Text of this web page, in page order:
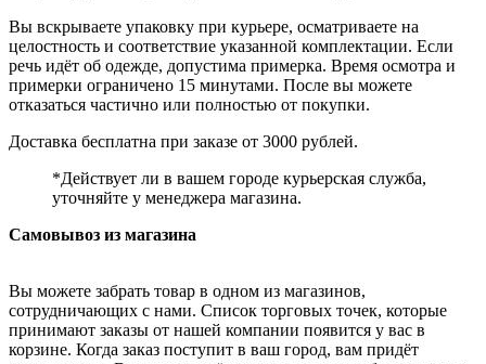
Вы вскрываете упаковку при курьере, осматриваете на
целостность и соответствие указанной комплектации. Если
речь идёт об одежде, допустима примерка. Время осмотра и
примерки ограничено 15 минутами. После вы можете
отказаться частично или полностью от покупки.
Доставка бесплатна при заказе от 3000 рублей.
*Действует ли в вашем городе курьерская служба,
уточняйте у менеджера магазина.
Самовывоз из магазина
Вы можете забрать товар в одном из магазинов,
сотрудничающих с нами. Список торговых точек, которые
принимают заказы от нашей компании появится у вас в
корзине. Когда заказ поступит в ваш город, вам придёт